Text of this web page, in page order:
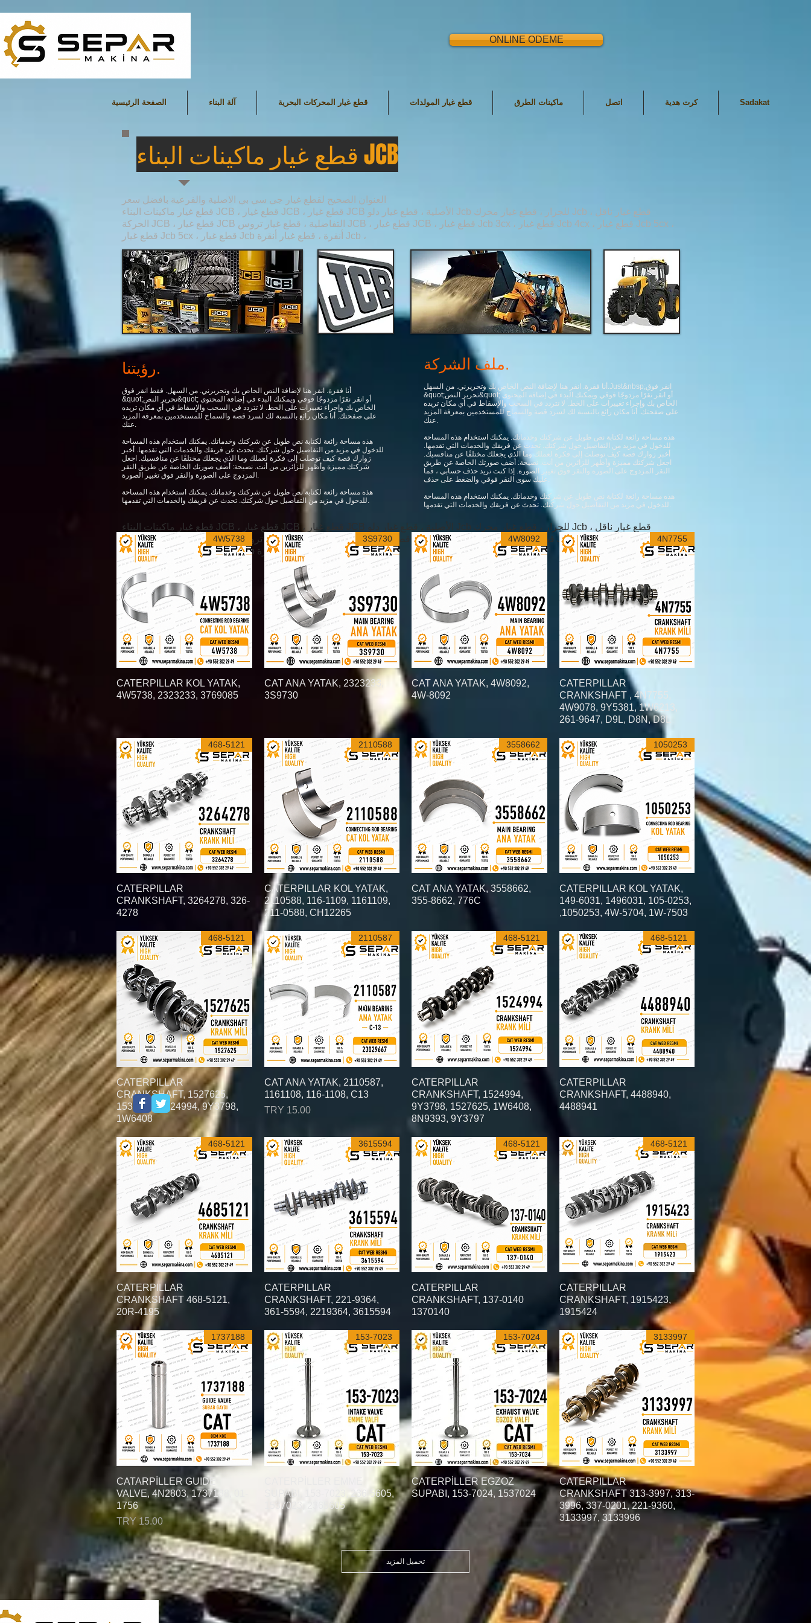
ONLINE ODEME
الصفحة الرئيسية آلة البناء قطع غيار المحركات البحرية قطع غيار المولدات ماكينات الطرق اتصل كرت هدية Sadakat
قطع غيار ماكينات البناء JCB
العنوان الصحيح لقطع غيار جي سي بي الاصلية والفرعية بافضل سعر
قطع غيار ماكينات البناء JCB ، قطع غيار JCB ، قطع غيار JCB الأصلية ، قطع غيار دلو Jcb للجرار ، قطع غيار محرك Jcb ، قطع غيار ناقل
الحركة JCB ، قطع غيار JCB التفاضلية ، قطع غيار تروس JCB ، قطع غيار JCB ، قطع غيار Jcb 3cx ، قطع غيار Jcb 4cx ، قطع غيار Jcb 5cx ،
قطع غيار Jcb 5cx ، قطع غيار Jcb أنقرة ، قطع غيار أنقرة Jcb ،
رؤيتنا.
أنا فقرة. انقر هنا لإضافة النص الخاص بك وتحريرني. من السهل. فقط انقر فوق
&quot;تحرير النص&quot; أو انقر نقرًا مزدوجًا فوقي ويمكنك البدء في إضافة المحتوى
الخاص بك وإجراء تغييرات على الخط. لا تتردد في السحب والإسقاط في أي مكان تريده
على صفحتك. أنا مكان رائع بالنسبة لك لسرد قصة والسماح للمستخدمين بمعرفة المزيد
عنك.
هذه مساحة رائعة لكتابة نص طويل عن شركتك وخدماتك. يمكنك استخدام هذه المساحة
للدخول في مزيد من التفاصيل حول شركتك. تحدث عن فريقك والخدمات التي تقدمها. أخبر
زوارك قصة كيف توصلت إلى فكرة لعملك وما الذي يجعلك مختلفًا عن منافسيك. اجعل
شركتك مميزة وأظهر للزائرين من أنت. نصيحة: أضف صورتك الخاصة عن طريق النقر
المزدوج على الصورة والنقر فوق تغيير الصورة.
هذه مساحة رائعة لكتابة نص طويل عن شركتك وخدماتك. يمكنك استخدام هذه المساحة
للدخول في مزيد من التفاصيل حول شركتك. تحدث عن فريقك والخدمات التي تقدمها.
ملف الشركة.
أنا فقرة. انقر هنا لإضافة النص الخاص بك وتحريرني. من السهل.Just&nbsp;انقر فوق
&quot;تحرير النص&quot; أو انقر نقرًا مزدوجًا فوقي ويمكنك البدء في إضافة المحتوى
الخاص بك وإجراء تغييرات على الخط. لا تتردد في السحب والإسقاط في أي مكان تريده
على صفحتك. أنا مكان رائع بالنسبة لك لسرد قصة والسماح للمستخدمين بمعرفة المزيد
عنك.
هذه مساحة رائعة لكتابة نص طويل عن شركتك وخدماتك. يمكنك استخدام هذه المساحة
للدخول في مزيد من التفاصيل حول شركتك. تحدث عن فريقك والخدمات التي تقدمها.
أخبر زوارك قصة كيف توصلت إلى فكرة لعملك وما الذي يجعلك مختلفًا عن منافسيك.
اجعل شركتك مميزة وأظهر للزائرين من أنت. نصيحة: أضف صورتك الخاصة عن طريق
النقر المزدوج على الصورة والنقر فوق تغيير الصورة. إذا كنت تريد حذف حسابي ، فما
عليك سوى النقر فوقي والضغط على حذف. ​
هذه مساحة رائعة لكتابة نص طويل عن شركتك وخدماتك. يمكنك استخدام هذه المساحة
للدخول في مزيد من التفاصيل حول شركتك. تحدث عن فريقك والخدمات التي تقدمها.
قطع غيار ماكينات البناء JCB ، قطع غيار JCB ، قطع غيار JCB الأصلية ، قطع غيار دلو Jcb للجرار ، قطع غيار محرك Jcb ، قطع غيار ناقل
الحركة JCB ، قطع غيار JCB التفاضلية ، قطع غيار تروس JCB ، قطع غيار JCB ، قطع غيار Jcb 3cx ، قطع غيار Jcb 4cx ، قطع غيار Jcb 5cx ،
قطع غيار Jcb 5cx ، قطع غيار Jcb أنقرة ، قطع غيار أنقرة Jcb ،
العرض السريع
4N7755
CATERPILLAR
CRANKSHAFT , 4N7755,
4W9078, 9Y5381, 1W6213,
261-9647, D9L, D8N, D8L
العرض السريع
4W8092
CAT ANA YATAK, 4W8092,
4W-8092
العرض السريع
3S9730
CAT ANA YATAK, 2323233,
3S9730
العرض السريع
4W5738
CATERPILLAR KOL YATAK,
4W5738, 2323233, 3769085
العرض السريع
1050253
CATERPILLAR KOL YATAK,
149-6031, 1496031, 105-0253,
1050253, 4W-5704, 1W-7503,
العرض السريع
3558662
CAT ANA YATAK, 3558662,
355-8662, 776C
العرض السريع
2110588
CATERPILLAR KOL YATAK,
2110588, 116-1109, 1161109,
211-0588, CH12265
العرض السريع
468-5121
CATERPILLAR
CRANKSHAFT, 3264278, 326-
4278
العرض السريع
468-5121
CATERPILLAR
CRANKSHAFT, 4488940,
4488941
العرض السريع
468-5121
CATERPILLAR
CRANKSHAFT, 1524994,
9Y3798, 1527625, 1W6408,
8N9393, 9Y3797
العرض السريع
2110587
CAT ANA YATAK, 2110587,
1161108, 116-1108, C13
السعر‏15.00 TRY
العرض السريع
468-5121
CATERPILLAR
CRANKSHAFT, 1527625,
1533928, 1524994, 9Y3798,
1W6408
العرض السريع
468-5121
CATERPILLAR
CRANKSHAFT, 1915423,
1915424
العرض السريع
468-5121
CATERPILLAR
CRANKSHAFT, 137-0140
1370140
العرض السريع
3615594
CATERPILLAR
CRANKSHAFT, 221-9364,
361-5594, 2219364, 3615594
العرض السريع
468-5121
CATERPILLAR
CRANKSHAFT 468-5121,
20R-4195
العرض السريع
3133997
CATERPILLAR
CRANKSHAFT 313-3997, 313-
3996, 337-0201, 221-9360,
3133997, 3133996
العرض السريع
153-7024
CATERPİLLER EGZOZ
SUPABI, 153-7024, 1537024
153-7023
SUPABI, 153-7023, 236-5605,
1537023, 2365605
العرض السريع
1737188
CATARPİLLER GUIDE-
VALVE, 4N2803, 1737188, 01-
1756
السعر
تحميل المزيد